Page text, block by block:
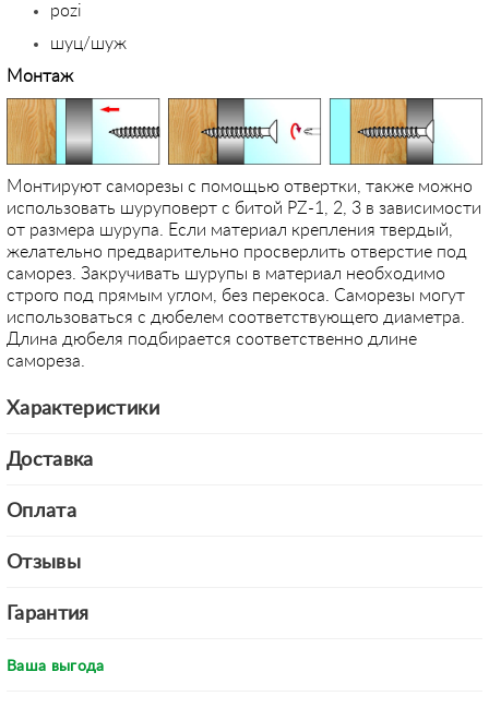
pozi
шуц/шуж
Монтаж
Монтируют саморезы с помощью отвертки, также можно
использовать шуруповерт с битой PZ-1, 2, 3 в зависимости
от размера шурупа. Если материал крепления твердый,
желательно предварительно просверлить отверстие под
саморез. Закручивать шурупы в материал необходимо
строго под прямым углом, без перекоса. Саморезы могут
использоваться с дюбелем соответствующего диаметра.
Длина дюбеля подбирается соответственно длине
самореза.
Характеристики
Доставка
Оплата
Отзывы
Гарантия
Ваша выгода